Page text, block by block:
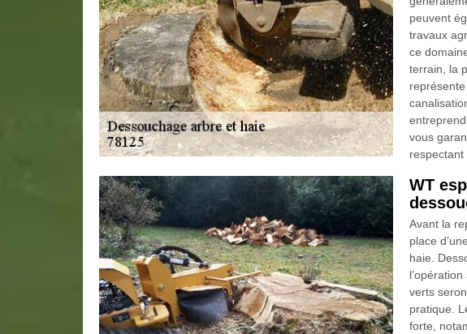
peuvent
travaux
ce
terrain, la
vous
respectant
WT
Avant la
place
haie.
verts
pratique.
forte,